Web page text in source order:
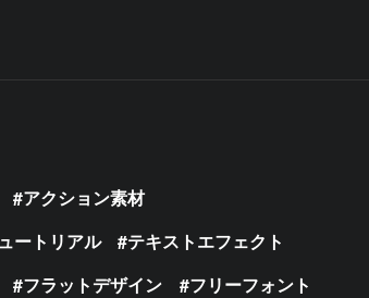
アクション素材
ートリアル
テキストエフェクト
フラットデザイン
フリーフォント